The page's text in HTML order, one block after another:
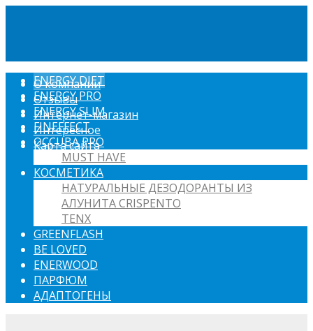
О компании
Отзывы
Интернет-магазин
Интересное
Карта сайта
ENERGY DIET
ENERGY PRO
ENERGY SLIM
FINEFFECT
OCCUBA PRO
MUST HAVE
КОСМЕТИКА
НАТУРАЛЬНЫЕ ДЕЗОДОРАНТЫ ИЗ
АЛУНИТА CRISPENTO
TENX
GREENFLASH
BE LOVED
ENERWOOD
ПАРФЮМ
АДАПТОГЕНЫ